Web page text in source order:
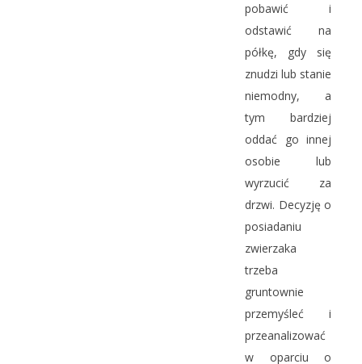
pobawić i
odstawić na
półkę, gdy się
znudzi lub stanie
niemodny, a
tym bardziej
oddać go innej
osobie lub
wyrzucić za
drzwi. Decyzję o
posiadaniu
zwierzaka
trzeba
gruntownie
przemyśleć i
przeanalizować
w oparciu o